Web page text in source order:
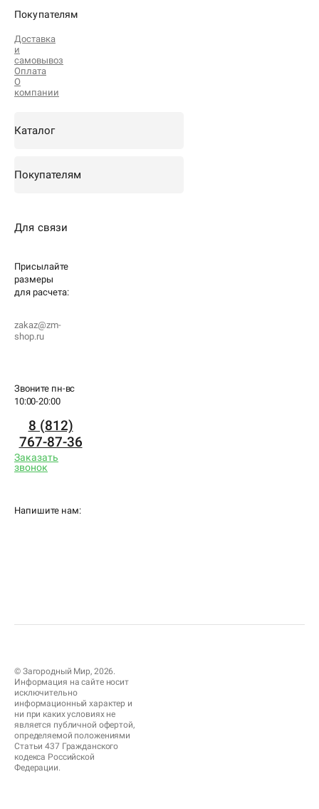
Покупателям
Доставка
и
самовывоз
Оплата
О
компании
Каталог
Покупателям
Для связи
Присылайте
размеры
для расчета:
zakaz@zm-
shop.ru
Звоните пн-вс
10:00-20:00
8 (812)
767-87-36
Заказать
звонок
Напишите нам:
© Загородный Мир, 2026.
Информация на сайте носит
исключительно
информационный характер и
ни при каких условиях не
является публичной офертой,
определяемой положениями
Статьи 437 Гражданского
кодекса Российской
Федерации.